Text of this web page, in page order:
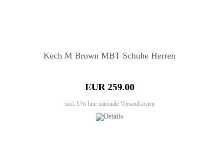
Kech M Brown MBT Schuhe Herren
EUR 259.00
inkl. USt Internationale Versandkosten